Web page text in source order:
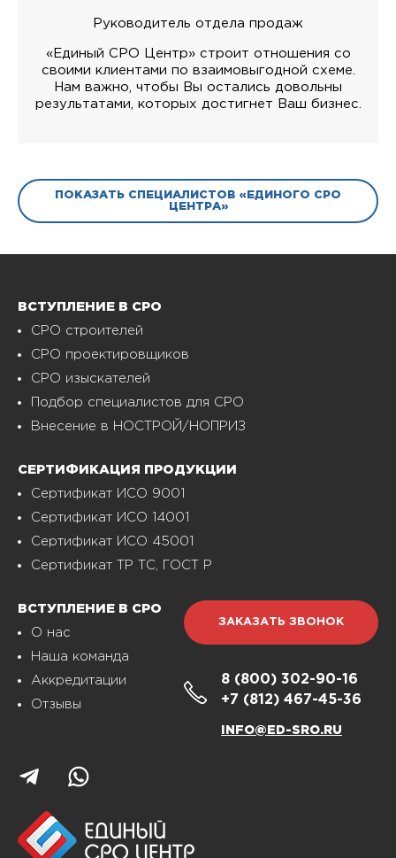
Руководитель отдела продаж
«Единый СРО Центр» строит отношения со
своими клиентами по взаимовыгодной схеме.
Нам важно, чтобы Вы остались довольны
результатами, которых достигнет Ваш бизнес.
ПОКАЗАТЬ СПЕЦИАЛИСТОВ «ЕДИНОГО СРО
ЦЕНТРА»
ВСТУПЛЕНИЕ В СРО
СРО строителей
СРО проектировщиков
СРО изыскателей
Подбор специалистов для СРО
Внесение в НОСТРОЙ/НОПРИЗ
СЕРТИФИКАЦИЯ ПРОДУКЦИИ
Сертификат ИСО 9001
Сертификат ИСО 14001
Сертификат ИСО 45001
Сертификат ТР ТС, ГОСТ Р
ВСТУПЛЕНИЕ В СРО
О нас
Наша команда
Аккредитации
Отзывы
ЗАКАЗАТЬ ЗВОНОК
8 (800) 302-90-16
+7 (812) 467-45-36
INFO@ED-SRO.RU